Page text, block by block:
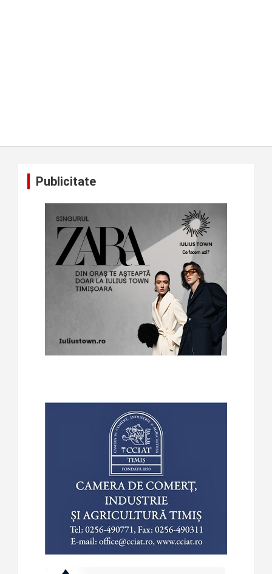
Publicitate